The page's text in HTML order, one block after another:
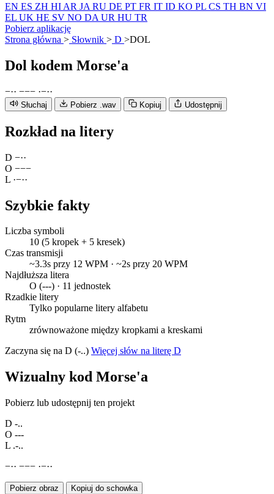
EN ES ZH HI AR JA RU DE PT FR IT ID KO PL CS TH BN VI
EL UK HE SV NO DA UR HU TR
Pobierz aplikację
Strona główna > Słownik > D >DOL
Dol kodem Morse'a
−·· −−− ·−··
Słuchaj Pobierz .wav Kopiuj Udostępnij
Rozkład na litery
D −··
O −−−
L ·−··
Szybkie fakty
Liczba symboli
10 (5 kropek + 5 kresek)
Czas transmisji
~3.3s przy 12 WPM · ~2s przy 20 WPM
Najdłuższa litera
O (---) · 11 jednostek
Rzadkie litery
Tylko popularne litery alfabetu
Rytm
zrównoważone między kropkami a kreskami
Zaczyna się na D (-..) Więcej słów na literę D
Wizualny kod Morse'a
Pobierz lub udostępnij ten projekt
D -..
O ---
L .-..
−·· −−− ·−··
Pobierz obraz Kopiuj do schowka